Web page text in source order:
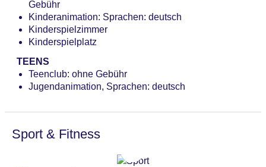
Haustiere nicht erlaubt
Parkmöglichkeiten: Parkplatz (nach Verfügbarkeit),
unbewacht: ohne Gebühr, Garage: ca. 20 EUR
Businesscenter: ohne Gebühr
Tagungseinrichtungen: Konferenzräume: 7,
Tageslicht, Tagungsequipment: gegen Gebühr,
Coffee Breaks: gegen Gebühr
Landeskategorie: 5,5 Sterne
Loungebar „Library Lounge“: gegen Gebühr
Loungebar „Teesaal Lounge“: gegen Gebühr
Loungebar „Bibliothek Silentium“: gegen Gebühr
Loungebar „Terrace Lounge“: gegen Gebühr
Gebühr
Kinderanimation: Sprachen: deutsch
Kinderspielzimmer
Kinderspielplatz
TEENS
Teenclub: ohne Gebühr
Jugendanimation, Sprachen: deutsch
Sport & Fitness